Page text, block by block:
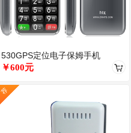
530GPS定位电子保姆手机
￥600元
荐